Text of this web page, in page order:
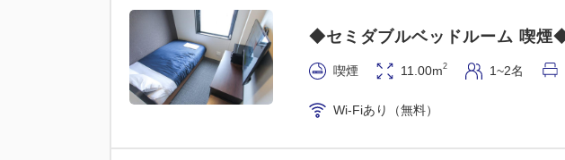
◆セミダブルベッドルーム 喫
喫煙 11.00m2 1~2名
Wi-Fiあり（無料）